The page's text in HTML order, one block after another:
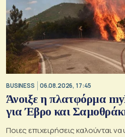
BUSINESS 06.08.2026, 17:45
Άνοιξε η πλατφόρμα
για Έβρο και
Ποιες επιχειρήσεις καλούνται